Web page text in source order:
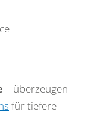
– überzeugen
für tiefere